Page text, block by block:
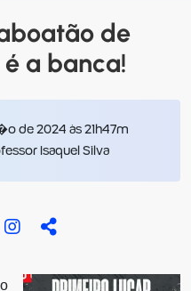
de
é a banca!
de 2024 às 21h47m
Isaquel Silva